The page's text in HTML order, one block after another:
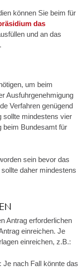
können Sie beim für
das
und an das
um beim
Ausfuhrgenehmigung
Verfahren genügend
sollte mindestens vier
beim Bundesamt für
sein bevor das
daher mindestens
Antrag erforderlichen
einreichen. Je
einreichen, z.B.:
Je nach Fall könnte das